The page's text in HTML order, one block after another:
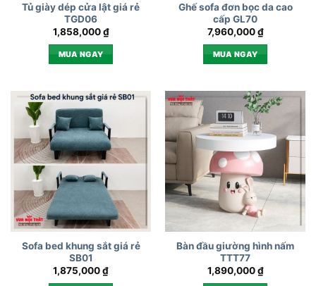
Tủ giày dép cửa lật giá rẻ
TGD06
1,858,000₫
MUA NGAY
Ghế sofa đơn bọc da cao
cấp GL70
7,960,000₫
MUA NGAY
Sofa bed khung sắt giá rẻ
SB01
1,875,000₫
Bàn đầu giường hình nấm
TTT77
1,890,000₫